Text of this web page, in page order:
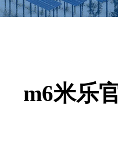
m6米乐